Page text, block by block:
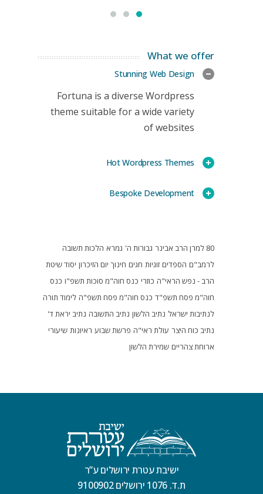
What we offer
Stunning Web Design
Fortuna is a diverse Wordpress
theme suitable for a wide variety
of websites
Hot Wordpress Themes
Bespoke Development
80 למרן הרב אבינר גבורות ה' גמרא הלכות תשובה
לרמב"ם הספדים זוגיות חגים חינוך יום הזיכרון יסוד שיטת
הרב - נפש הראי"ה כוזרי כנס חוה"מ סוכות תשפ"ו כנס
חוה"מ פסח תשפ"ד כנס חוה"מ פסח תשפ"ה לימוד תורה
לנתיבות ישראל נתיב הלשון נתיב התשובה נתיב יראת ד'
נתיב כוח היצר עולת ראי"ה פרשת שבוע ראיונות שיעורי
ארוחת צהריים שמירת הלשון
ישיבת עטרת ירושלים ע”ר
ת.ד. 1076 ירושלים 9100902